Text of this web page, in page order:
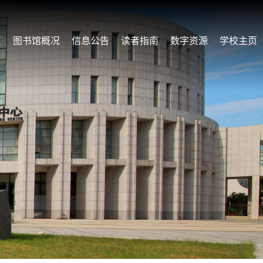
图书馆概况 信息公告 读者指南 数字资源 学校主页